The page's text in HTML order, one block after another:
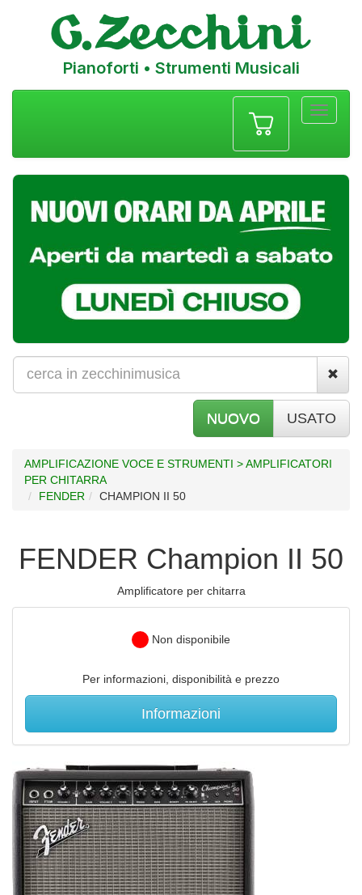
Pianoforti • Strumenti Musicali
NUOVO USATO
AMPLIFICAZIONE VOCE E STRUMENTI > AMPLIFICATORI
PER CHITARRA
FENDER
CHAMPION II 50
FENDER Champion II 50
Amplificatore per chitarra
Non disponibile
Per informazioni, disponibilità e prezzo
Informazioni